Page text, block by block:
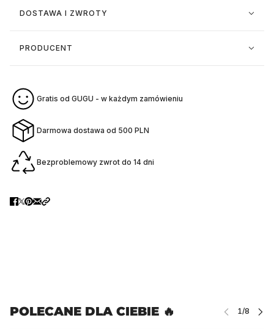
DOSTAWA I ZWROTY
PRODUCENT
Gratis od GUGU - w każdym zamówieniu
Darmowa dostawa od 500 PLN
Bezproblemowy zwrot do 14 dni
POLECANE DLA CIEBIE 🔥